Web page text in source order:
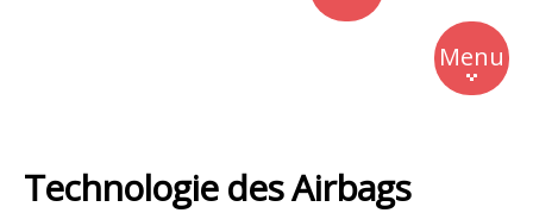
Menu
Insolite
Business
Culture
Technologie des Airbags